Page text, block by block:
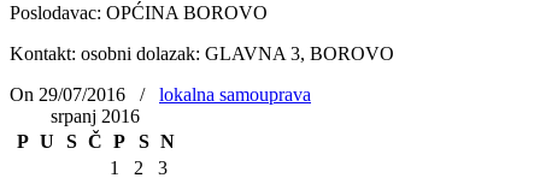
Poslodavac: OPĆINA BOROVO
Kontakt: osobni dolazak: GLAVNA 3, BOROVO
On 29/07/2016
/
lokalna samouprava
srpanj 2016
P U S Č P S N
1
2
3